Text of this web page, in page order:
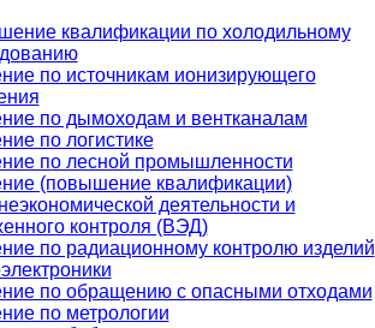
квалификации по холодильному
по источникам ионизирующего
по дымоходам и вентканалам
по логистике
по лесной промышленности
(повышение квалификации)
деятельности и
контроля (ВЭД)
по радиационному контролю изделий
по обращению с опасными отходами
по метрологии